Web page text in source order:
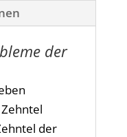
der
der